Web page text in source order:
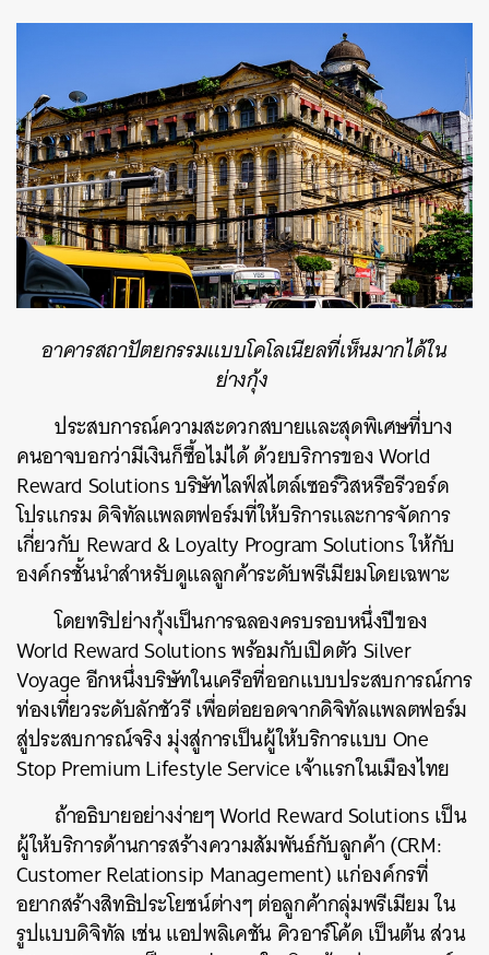
อาคารสถาปัตยกรรมแบบโคโลเนียลที่เห็นมากได้ใน
ย่างกุ้ง
ประสบการณ์ความสะดวกสบายและสุดพิเศษที่บาง
คนอาจบอกว่ามีเงินก็ซื้อไม่ได้ ด้วยบริการของ World
Reward Solutions บริษัทไลฟ์สไตล์เซอร์วิสหรือรีวอร์ด
โปรแกรม ดิจิทัลแพลตฟอร์มที่ให้บริการและการจัดการ
เกี่ยวกับ Reward & Loyalty Program Solutions ให้กับ
องค์กรชั้นนำสำหรับดูแลลูกค้าระดับพรีเมียมโดยเฉพาะ
โดยทริปย่างกุ้งเป็นการฉลองครบรอบหนึ่งปีของ
World Reward Solutions พร้อมกับเปิดตัว Silver
Voyage อีกหนึ่งบริษัทในเครือที่ออกแบบประสบการณ์การ
ท่องเที่ยวระดับลักชัวรี เพื่อต่อยอดจากดิจิทัลแพลตฟอร์ม
สู่ประสบการณ์จริง มุ่งสู่การเป็นผู้ให้บริการแบบ One
Stop Premium Lifestyle Service เจ้าแรกในเมืองไทย
ถ้าอธิบายอย่างง่ายๆ World Reward Solutions เป็น
ผู้ให้บริการด้านการสร้างความสัมพันธ์กับลูกค้า (CRM:
Customer Relationsip Management) แก่องค์กรที่
อยากสร้างสิทธิประโยชน์ต่างๆ ต่อลูกค้ากลุ่มพรีเมียม ใน
รูปแบบดิจิทัล เช่น แอปพลิเคชัน คิวอาร์โค้ด เป็นต้น ส่วน